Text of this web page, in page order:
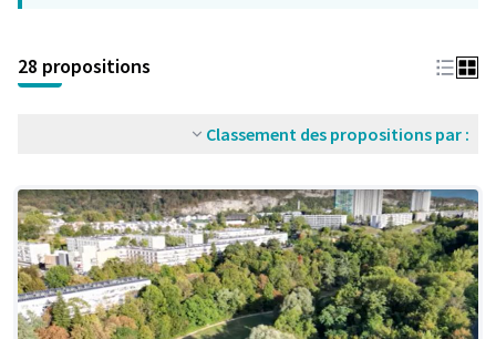
28 propositions
Classement des propositions par :